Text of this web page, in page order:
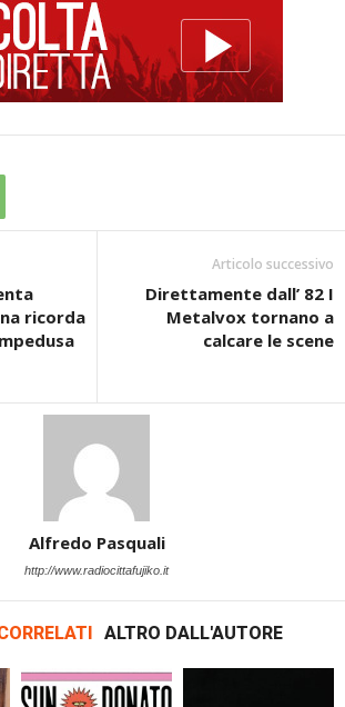
ricorda
Articolo successivo
Direttamente dall’ 82 I
Metalvox tornano a
calcare le scene
Alfredo Pasquali
http://www.radiocittafujiko.it
ALTRO DALL'AUTORE